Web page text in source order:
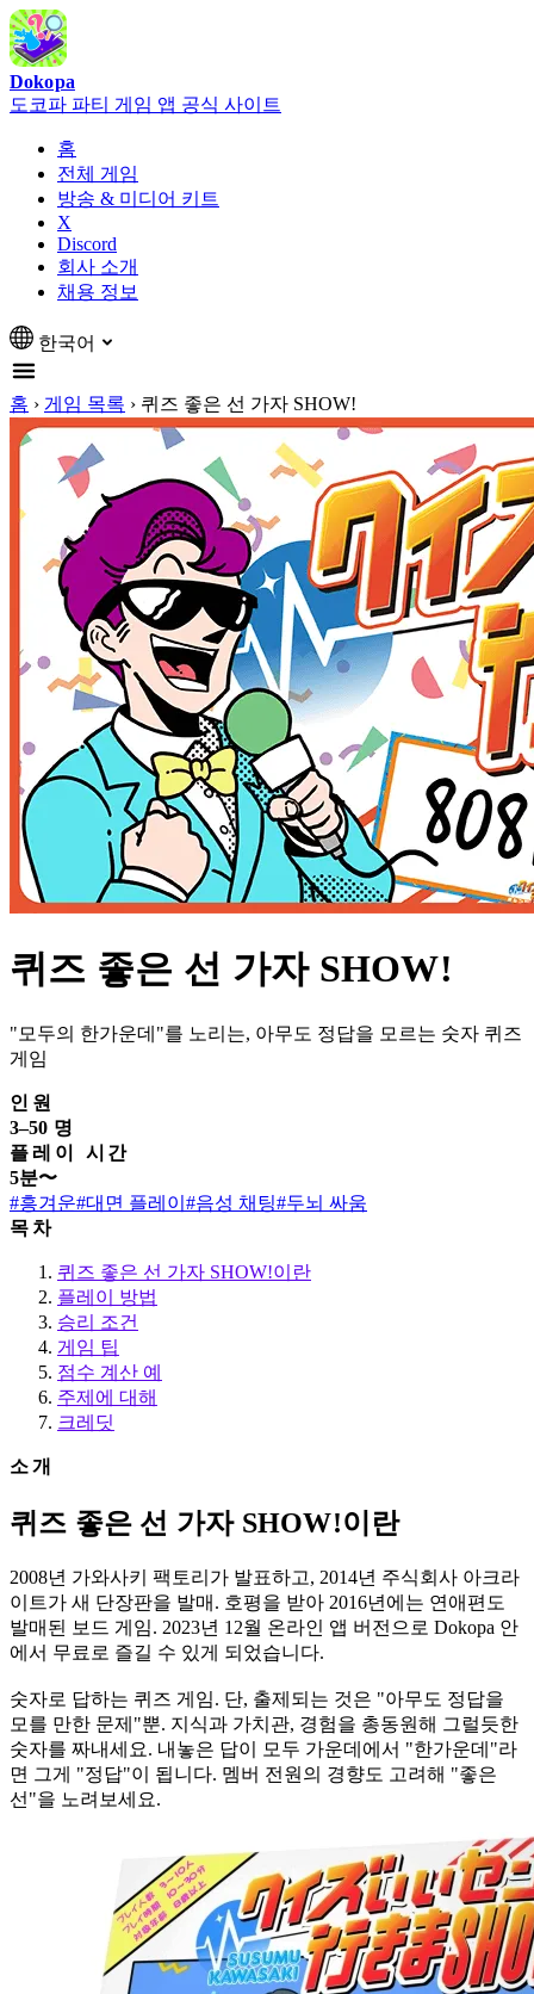
Dokopa
도코파 파티 게임 앱 공식 사이트
홈
전체 게임
방송 & 미디어 키트
X
Discord
회사 소개
채용 정보
한국어
홈 › 게임 목록 › 퀴즈 좋은 선 가자 SHOW!
퀴즈 좋은 선 가자 SHOW!
"모두의 한가운데"를 노리는, 아무도 정답을 모르는 숫자 퀴즈
게임
인원
3–50 명
플레이 시간
5분〜
#흥겨운#대면 플레이 #음성 채팅#두뇌 싸움
목차
퀴즈 좋은 선 가자 SHOW!이란
플레이 방법
승리 조건
게임 팁
점수 계산 예
주제에 대해
크레딧
소개
퀴즈 좋은 선 가자 SHOW!이란
2008년 가와사키 팩토리가 발표하고, 2014년 주식회사 아크라
이트가 새 단장판을 발매. 호평을 받아 2016년에는 연애편도
발매된 보드 게임. 2023년 12월 온라인 앱 버전으로 Dokopa 안
에서 무료로 즐길 수 있게 되었습니다.
숫자로 답하는 퀴즈 게임. 단, 출제되는 것은 "아무도 정답을
모를 만한 문제"뿐. 지식과 가치관, 경험을 총동원해 그럴듯한
숫자를 짜내세요. 내놓은 답이 모두 가운데에서 "한가운데"라
면 그게 "정답"이 됩니다. 멤버 전원의 경향도 고려해 "좋은
선"을 노려보세요.